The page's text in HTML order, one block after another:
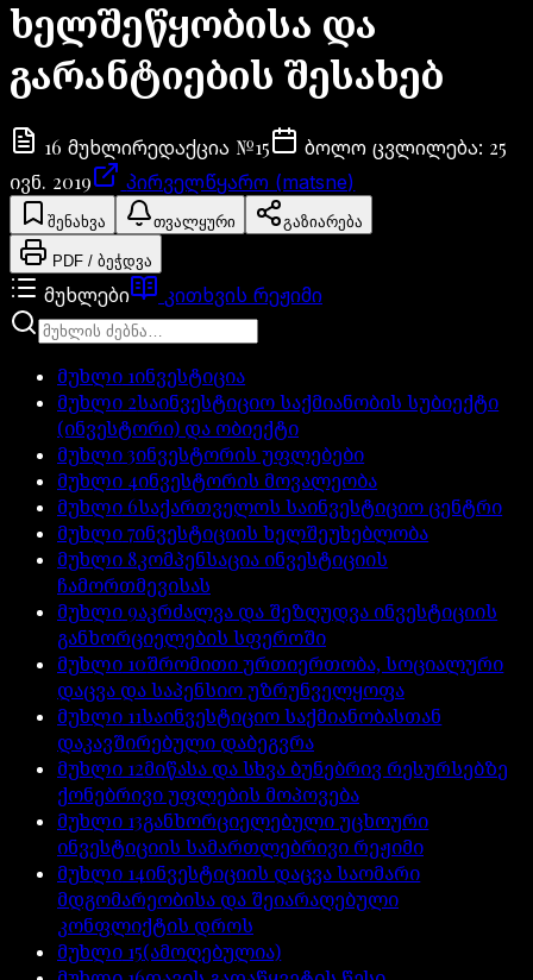
ხელშეწყობისა და
გარანტიების შესახებ
16 მუხლირედაქცია №15 ბოლო ცვლილება: 25
ივნ. 2019
პირველწყარო (matsne)
შენახვა თვალყური გაზიარება
PDF / ბეჭდვა
მუხლები კითხვის რეჟიმი
მუხლი 1ინვესტიცია
მუხლი 2საინვესტიციო საქმიანობის სუბიექტი
(ინვესტორი) და ობიექტი
მუხლი3ინვესტორის უფლებები
მუხლი 4ინვესტორის მოვალეობა
მუხლი 6საქართველოს საინვესტიციო ცენტრი
მუხლი7ინვესტიციის ხელშეუხებლობა
მუხლი 8კომპენსაცია ინვესტიციის
ჩამორთმევისას
მუხლი 9აკრძალვა და შეზღუდვა ინვესტიციის
განხორციელების სფეროში
მუხლი 10შრომითი ურთიერთობა, სოციალური
დაცვა და საპენსიო უზრუნველყოფა
მუხლი 11საინვესტიციო საქმიანობასთან
დაკავშირებული დაბეგვრა
მუხლი 12მიწასა და სხვა ბუნებრივ რესურსებზე
ქონებრივი უფლების მოპოვება
მუხლი 13განხორციელებული უცხოური
ინვესტიციის სამართლებრივი რეჟიმი
მუხლი 14ინვესტიციის დაცვა საომარი
მდგომარეობისა და შეიარაღებული
კონფლიქტის დროს
მუხლი 15(ამოღებულია)